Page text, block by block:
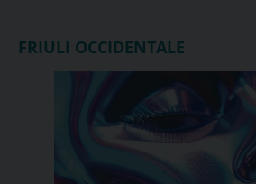
FRIULI OCCIDENTALE